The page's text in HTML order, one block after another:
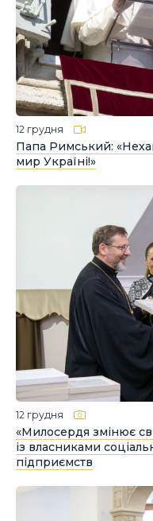
12 грудня
Папа Римський:
мир Україні!»
12 грудня
«Милосердя змінює
із власниками
підприємств